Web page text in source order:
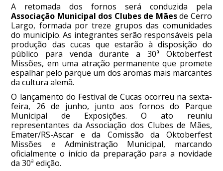
A retomada dos fornos será conduzida pela
Associação Municipal dos Clubes de Mãesde Cerro
Largo, formada por treze grupos das comunidades
do município. As integrantes serão responsáveis pela
produção das cucas que estarão à disposição do
público para venda durante a 30ª Oktoberfest
Missões, em uma atração permanente que promete
espalhar pelo parque um dos aromas mais marcantes
da cultura alemã.
O lançamento do Festival de Cucas ocorreu na sexta-
feira, 26 de junho, junto aos fornos do Parque
Municipal de Exposições. O ato reuniu
representantes da Associação dos Clubes de Mães,
Emater/RS-Ascar e da Comissão da Oktoberfest
Missões e Administração Municipal, marcando
oficialmente o início da preparação para a novidade
da 30ª edição.